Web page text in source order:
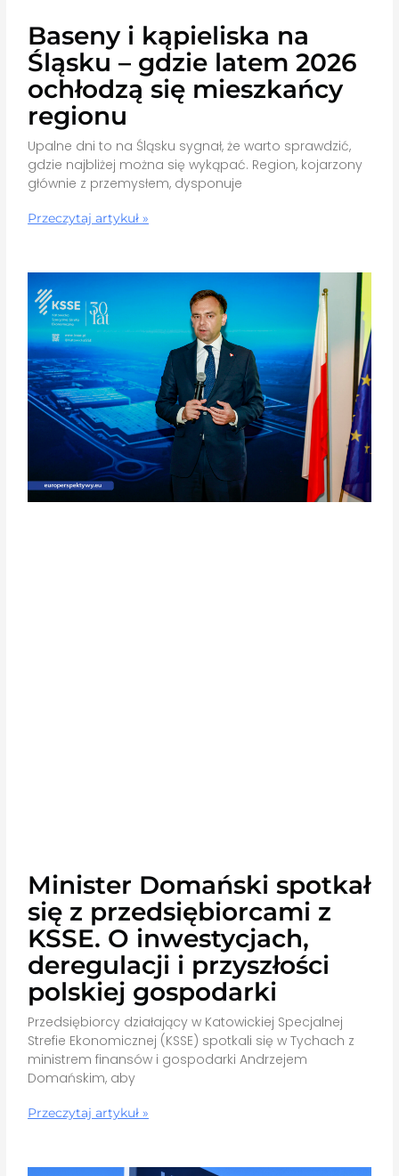
Baseny i kąpieliska na
Śląsku – gdzie latem 2026
ochłodzą się mieszkańcy
regionu
Upalne dni to na Śląsku sygnał, że warto sprawdzić,
gdzie najbliżej można się wykąpać. Region, kojarzony
głównie z przemysłem, dysponuje
Przeczytaj artykuł »
Minister Domański spotkał
się z przedsiębiorcami z
KSSE. O inwestycjach,
deregulacji i przyszłości
polskiej gospodarki
Przedsiębiorcy działający w Katowickiej Specjalnej
Strefie Ekonomicznej (KSSE) spotkali się w Tychach z
ministrem finansów i gospodarki Andrzejem
Domańskim, aby
Przeczytaj artykuł »